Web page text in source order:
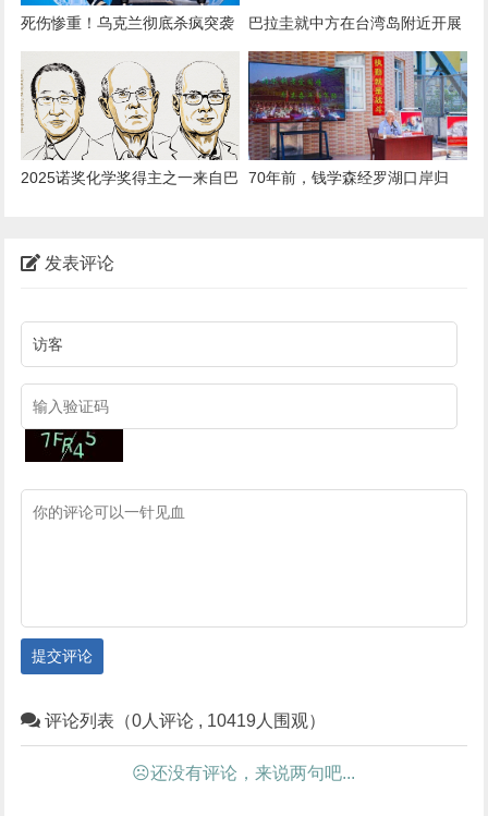
死伤惨重！乌克兰彻底杀疯突袭
俄控区，对自己人都动手，普京
或被逼斩首乌决策中心
巴拉圭就中方在台湾岛附近开展
军事演习发表不当言论，中国驻
圣保罗总领馆：强烈不满、坚决
反对
2025诺奖化学奖得主之一来自巴
70年前，钱学森经罗湖口岸归
发表评论
提交评论
评论列表（0人评论 , 10419人围观）
☹还没有评论，来说两句吧...